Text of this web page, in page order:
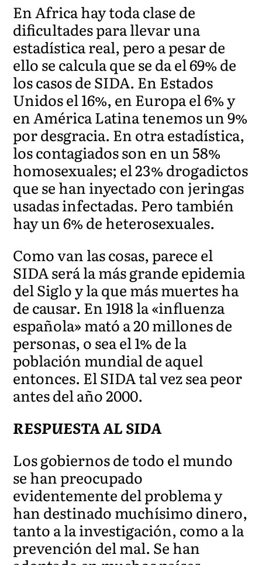
En Africa hay toda clase de
dificultades para llevar una
estadística real, pero a pesar de
ello se calcula que se da el 69% de
los casos de SIDA. En Estados
Unidos el 16%, en Europa el 6% y
en América Latina tenemos un 9%
por desgracia. En otra estadística,
los contagiados son en un 58%
homosexuales; el 23% drogadictos
que se han inyectado con jeringas
usadas infectadas. Pero también
hay un 6% de heterosexuales.
Como van las cosas, parece el
SIDA será la más grande epidemia
del Siglo y la que más muertes ha
de causar. En 1918 la «influenza
española» mató a 20 millones de
personas, o sea el 1% de la
población mundial de aquel
entonces. El SIDA tal vez sea peor
antes del año 2000.
RESPUESTA AL SIDA
Los gobiernos de todo el mundo
se han preocupado
evidentemente del problema y
han destinado muchísimo dinero,
tanto a la investigación, como a la
prevención del mal. Se han